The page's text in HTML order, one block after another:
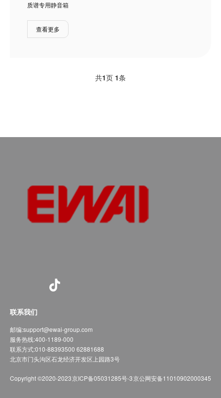
质谱专用静音箱
查看更多
共1页 1条
联系我们
邮编:support@ewai-group.com
服务热线:400-1189-000
联系方式:010-88393500 62881688
北京市门头沟区石龙经济开发区上园路3号
Copyright ©2020-2023京ICP备05031285号-3京公网安备11010902000345